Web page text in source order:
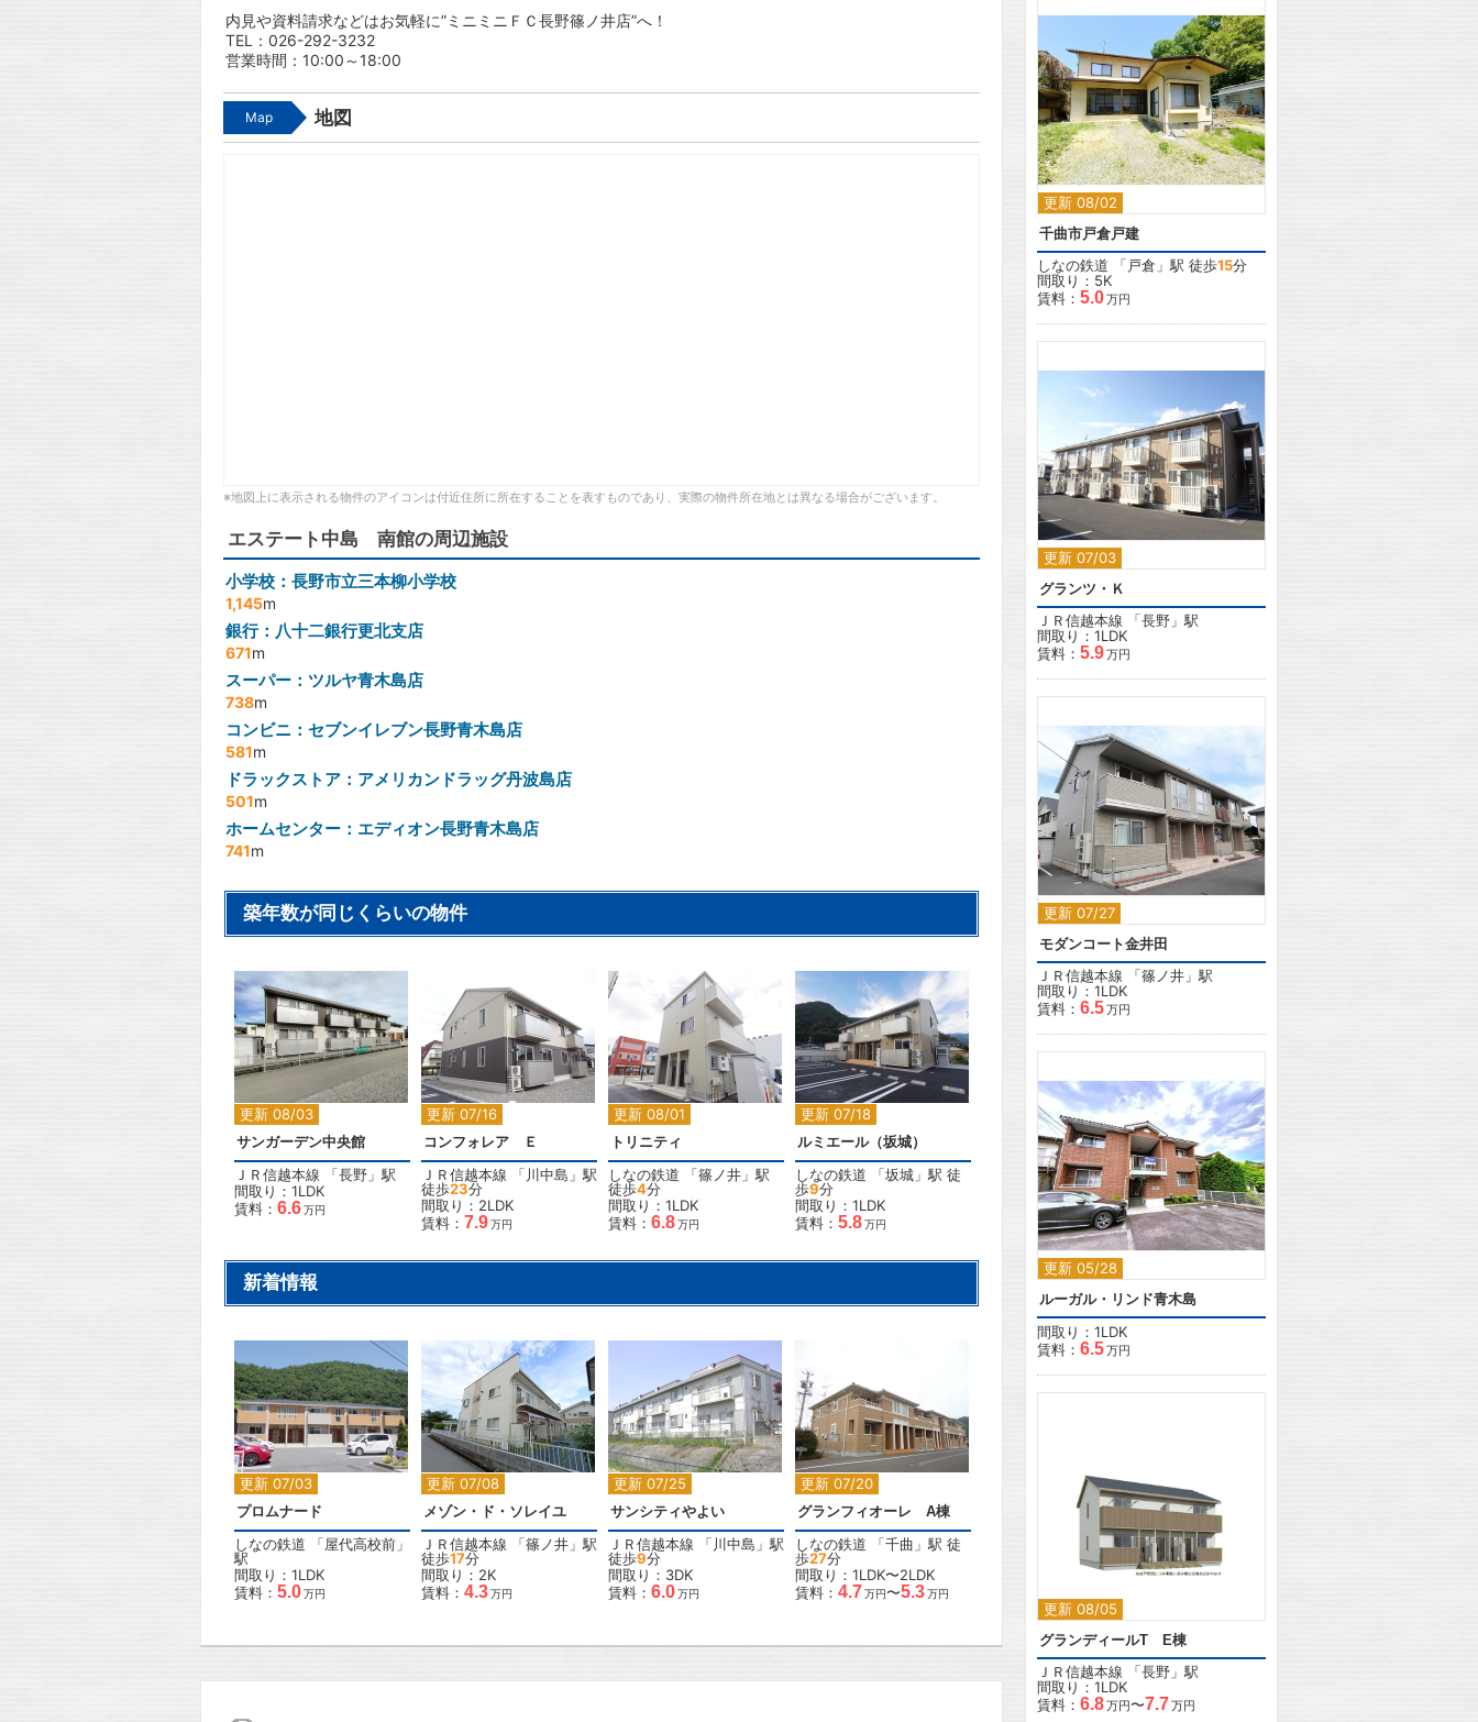
内見や資料請求などはお気軽に”ミニミニＦＣ長野篠ノ井店”へ！
TEL：026-292-3232
営業時間：10:00～18:00
Map 地図
※地図上に表示される物件のアイコンは付近住所に所在することを表すものであり、実際の物件所在地とは異なる場合がございます。
エステート中島 南館の周辺施設
小学校：長野市立三本柳小学校
1,145m
銀行：八十二銀行更北支店
671m
スーパー：ツルヤ青木島店
738m
コンビニ：セブンイレブン長野青木島店
581m
ドラックストア：アメリカンドラッグ丹波島店
501m
ホームセンター：エディオン長野青木島店
741m
築年数が同じくらいの物件
更新 08/03
2
サンガーデン中央館
ＪＲ信越本線 「長野 」駅
間取り：1LDK
賃料： 6.6万円
更新 07/16
2
コンフォレア Ｅ
ＪＲ信越本線 「川中島 」駅
徒歩23分
間取り：2LDK
賃料： 7.9万円
更新 08/01
2
トリニティ
しなの鉄道 「篠ノ井 」駅
徒歩4分
間取り：1LDK
賃料： 6.8万円
更新 07/18
ルミエール（坂城）
しなの鉄道 「坂城 」駅 徒
歩9分
間取り：1LDK
賃料： 5.8万円
新着情報
更新 07/03
2
プロムナード
しなの鉄道 「屋代高校前 」
駅
間取り：1LDK
賃料： 5.0万円
更新 07/08
2
メゾン・ド・ソレイユ
ＪＲ信越本線 「篠ノ井 」駅
徒歩17分
間取り：2K
賃料： 4.3万円
更新 07/25
2
サンシティやよい
ＪＲ信越本線 「川中島 」駅
徒歩9分
間取り：3DK
賃料： 6.0万円
更新 07/20
2
グランフィオーレ A棟
しなの鉄道 「千曲 」駅 徒
歩27分
間取り：1LDK〜2LDK
賃料： 4.7万円〜5.3万円
更新 08/02
2
千曲市戸倉戸建
しなの鉄道 「戸倉 」駅 徒歩15分
間取り：5K
賃料： 5.0万円
更新 07/03
2
グランツ・Ｋ
ＪＲ信越本線 「長野 」駅
間取り：1LDK
賃料： 5.9万円
更新 07/27
2
モダンコート金井田
ＪＲ信越本線 「篠ノ井 」駅
間取り：1LDK
賃料： 6.5万円
更新 05/28
2
ルーガル・リンド青木島
間取り：1LDK
賃料： 6.5万円
更新 08/05
グランディールT E棟
ＪＲ信越本線 「長野 」駅
間取り：1LDK
賃料： 6.8万円〜7.7万円